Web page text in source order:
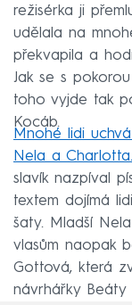
režisérka ji
udělala na
překvapila a
Jak se s
toho vyjde tak
Kocáb.
Mnohé lidi
Nela a Charlotta.
slavík nazpíval
textem dojímá
šaty. Mladší
vlasům naopak
Gottová, která
návrhářky Beáty